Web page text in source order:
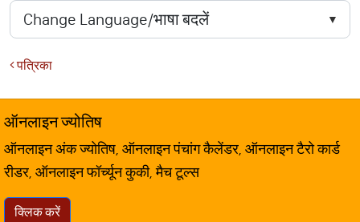
पत्रिका
ऑनलाइन ज्योतिष
ऑनलाइन अंक ज्योतिष, ऑनलाइन पंचांग कैलेंडर, ऑनलाइन टैरो कार्ड
रीडर, ऑनलाइन फॉर्च्यून कुकी, मैच टूल्स
क्लिक करें